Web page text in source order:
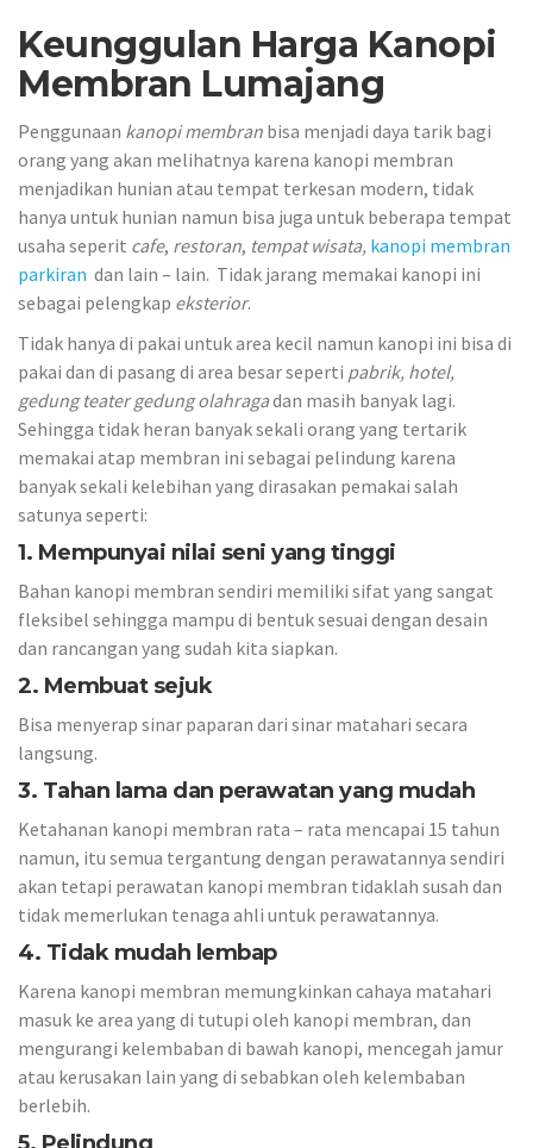
Keunggulan Harga Kanopi
Membran Lumajang
Penggunaan kanopi membran bisa menjadi daya tarik bagi
orang yang akan melihatnya karena kanopi membran
menjadikan hunian atau tempat terkesan modern, tidak
hanya untuk hunian namun bisa juga untuk beberapa tempat
usaha seperit cafe, restoran, tempat wisata, kanopi membran
parkiran dan lain – lain. Tidak jarang memakai kanopi ini
sebagai pelengkap eksterior.
Tidak hanya di pakai untuk area kecil namun kanopi ini bisa di
pakai dan di pasang di area besar seperti pabrik, hotel,
gedung teater gedung olahragadan masih banyak lagi.
Sehingga tidak heran banyak sekali orang yang tertarik
memakai atap membran ini sebagai pelindung karena
banyak sekali kelebihan yang dirasakan pemakai salah
satunya seperti:
1. Mempunyai nilai seni yang tinggi
Bahan kanopi membran sendiri memiliki sifat yang sangat
fleksibel sehingga mampu di bentuk sesuai dengan desain
dan rancangan yang sudah kita siapkan.
2. Membuat sejuk
Bisa menyerap sinar paparan dari sinar matahari secara
langsung.
3. Tahan lama dan perawatan yang mudah
Ketahanan kanopi membran rata – rata mencapai 15 tahun
namun, itu semua tergantung dengan perawatannya sendiri
akan tetapi perawatan kanopi membran tidaklah susah dan
tidak memerlukan tenaga ahli untuk perawatannya.
4. Tidak mudah lembap
Karena kanopi membran memungkinkan cahaya matahari
masuk ke area yang di tutupi oleh kanopi membran, dan
mengurangi kelembaban di bawah kanopi, mencegah jamur
atau kerusakan lain yang di sebabkan oleh kelembaban
berlebih.
5. Pelindung